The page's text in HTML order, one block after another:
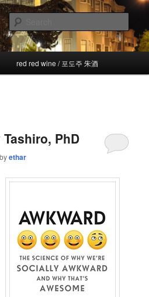
red red wine / 포도주 朱酒
Tashiro, PhD
byethar